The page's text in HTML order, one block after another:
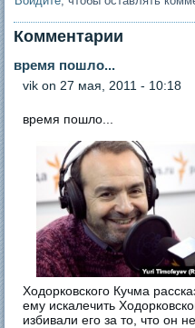
Комментарии
время пошло...
vik on 27 мая, 2011 - 10:18
время пошло...
Ходорковского Кучма
ему искалечить
избивали его за то, что он